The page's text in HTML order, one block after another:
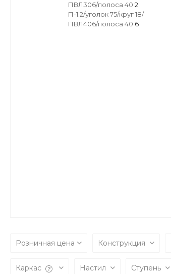
ПВЛ306/полоса 40 2
П-1.2/уголок 75/круг 18/
ПВЛ406/полоса 40 6
Розничная цена Конструкция
Каркас Настил Ступень